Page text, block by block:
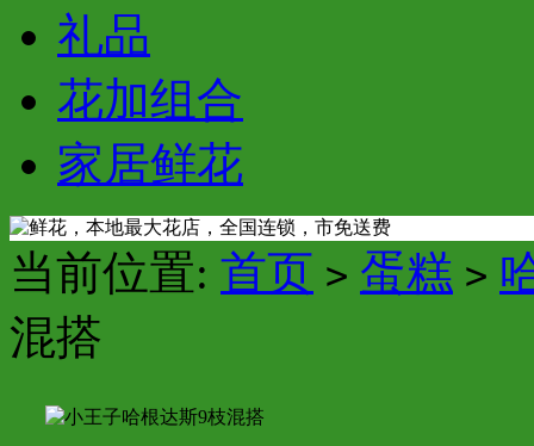
礼品
花加组合
家居鲜花
当前位置: 首页 > 蛋糕 >
混搭